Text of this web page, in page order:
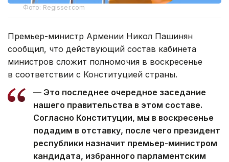
Фото: Regisser.com
Премьер-министр Армении Никол Пашинян
сообщил, что действующий состав кабинета
министров сложит полномочия в воскресенье
в соответствии с Конституцией страны.
— Это последнее очередное заседание
нашего правительства в этом составе.
Согласно Конституции, мы в воскресенье
подадим в отставку, после чего президент
республики назначит премьер-министром
кандидата, избранного парламентским